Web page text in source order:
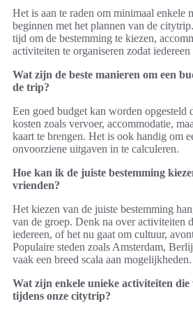
Het is aan te raden om minimaal enkele
beginnen met het plannen van de
tijd om de bestemming te kiezen,
activiteiten te organiseren zodat
Wat zijn de beste manieren om een
de trip?
Een goed budget kan worden opgesteld
kosten zoals vervoer, accommodatie,
kaart te brengen. Het is ook handig om
onvoorziene uitgaven in te calculeren.
Hoe kan ik de juiste bestemming
vrienden?
Het kiezen van de juiste bestemming
van de groep. Denk na over activiteiten
iedereen, of het nu gaat om cultuur,
Populaire steden zoals Amsterdam,
vaak een breed scala aan mogelijkheden.
Wat zijn enkele unieke activiteiten
tijdens onze citytrip?